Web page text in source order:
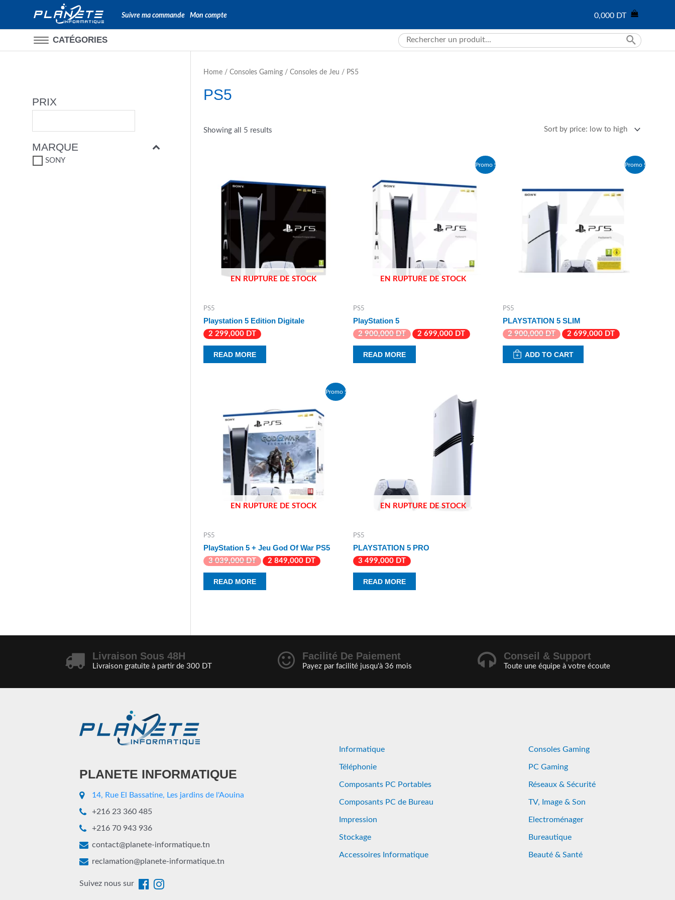
Suivre ma commande Mon compte 0,000 DT
CATÉGORIES
Search
for:
PRIX
MARQUE
SONY
Home /Consoles Gaming /Consoles de Jeu / PS5
PS5
Showing all 5 results
EN RUPTURE DE STOCK
PS5
Playstation 5 Edition Digitale
2 299,000 DT
READ MORE
Promo !
EN RUPTURE DE STOCK
PS5
PlayStation 5
2 900,000DT 2 699,000 DT
READ MORE
Promo !
PS5
PLAYSTATION 5 SLIM
2 900,000DT 2 699,000 DT
ADD TO CART
Promo !
EN RUPTURE DE STOCK
PS5
PlayStation 5 + Jeu God Of War PS5
3 039,000DT 2 849,000 DT
READ MORE
EN RUPTURE DE STOCK
PS5
PLAYSTATION 5 PRO
3 499,000 DT
READ MORE
Livraison Sous 48H
Livraison gratuite à partir de 300 DT
Facilité De Paiement
Payez par facilité jusqu'à 36 mois
Conseil & Support
Toute une équipe à votre écoute
PLANETE INFORMATIQUE
14, Rue El Bassatine, Les jardins de l'Aouina
+216 23 360 485
+216 70 943 936
contact@planete-informatique.tn
reclamation@planete-informatique.tn
Suivez nous sur
Informatique
Téléphonie
Composants PC Portables
Composants PC de Bureau
Impression
Stockage
Accessoires Informatique
Consoles Gaming
PC Gaming
Réseaux & Sécurité
TV, Image & Son
Electroménager
Bureautique
Beauté & Santé